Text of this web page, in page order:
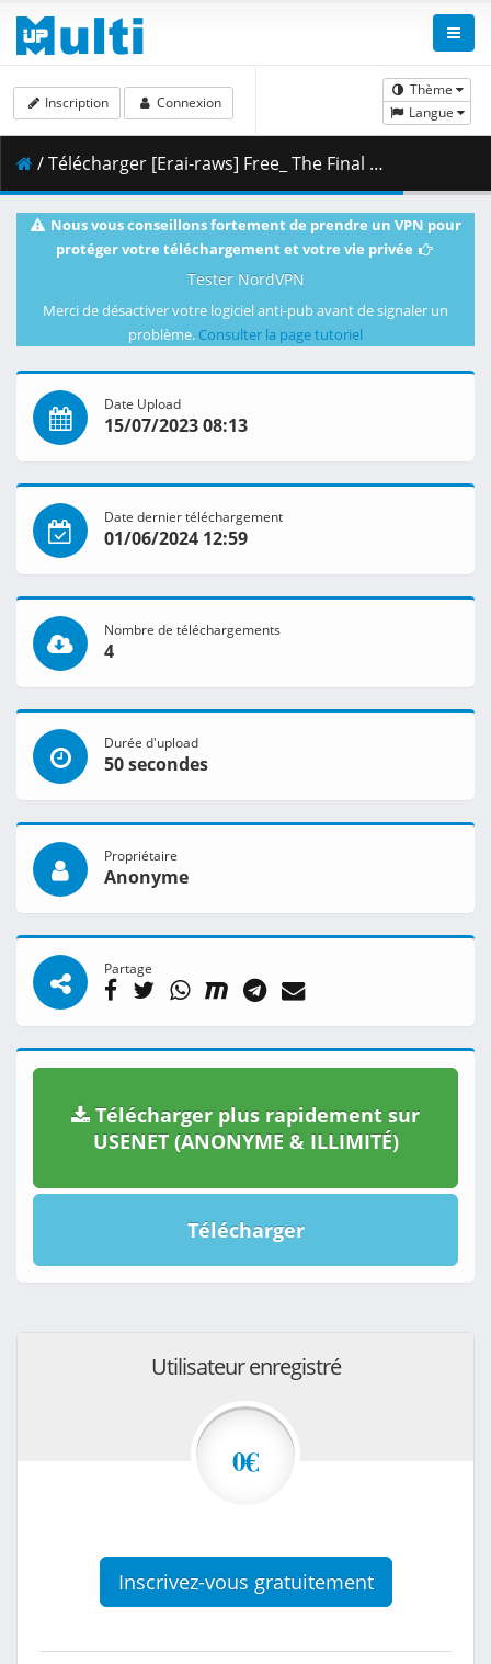
Thème
Langue
Inscription Connexion
/ Télécharger [Erai-raws] Free_ The Final Stroke - Kouhen [1080p][47FF3FD2].mkv.001 ( 475.51 MB )
Nous vous conseillons fortement de prendre un VPN pour
protéger votre téléchargement et votre vie privée
Tester NordVPN
Merci de désactiver votre logiciel anti-pub avant de signaler un
problème. Consulter la page tutoriel
Date Upload
15/07/2023 08:13
Date dernier téléchargement
01/06/2024 12:59
Nombre de téléchargements
4
Durée d'upload
50 secondes
Propriétaire
Anonyme
Partage
Télécharger plus rapidement sur
USENET (ANONYME & ILLIMITÉ)
Télécharger
Utilisateur enregistré
0€
Inscrivez-vous gratuitement